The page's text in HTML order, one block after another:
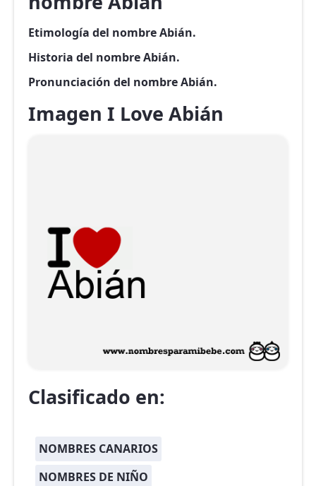
Etimología del nombre Abián.
Historia del nombre Abián.
Pronunciación del nombre Abián.
Imagen I Love Abián
Clasificado en:
NOMBRES CANARIOS
NOMBRES DE NIÑO